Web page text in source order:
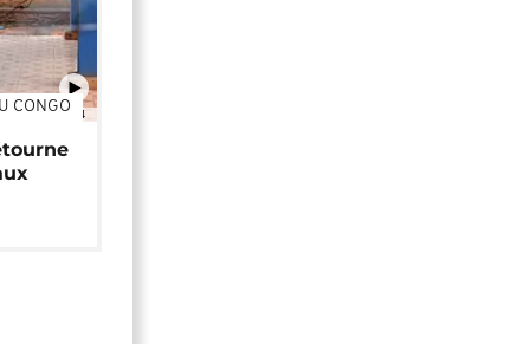
01:34
CONGO